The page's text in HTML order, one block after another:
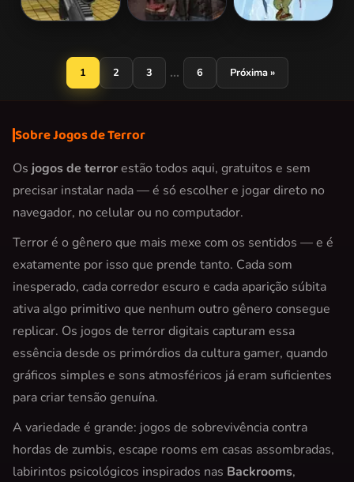
1 2 3 ... 6 Próxima »
Sobre Jogos de Terror
Os jogos de terrorestão todos aqui, gratuitos e sem
precisar instalar nada — é só escolher e jogar direto no
navegador, no celular ou no computador.
Terror é o gênero que mais mexe com os sentidos — e é
exatamente por isso que prende tanto. Cada som
inesperado, cada corredor escuro e cada aparição súbita
ativa algo primitivo que nenhum outro gênero consegue
replicar. Os jogos de terror digitais capturam essa
essência desde os primórdios da cultura gamer, quando
gráficos simples e sons atmosféricos já eram suficientes
para criar tensão genuína.
A variedade é grande: jogos de sobrevivência contra
hordas de zumbis, escape rooms em casas assombradas,
labirintos psicológicos inspirados nas Backrooms,